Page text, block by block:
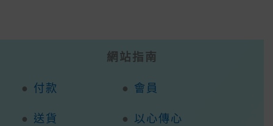
網站指南
● 付款 ● 會員
● 送貨 ● 以心傳心